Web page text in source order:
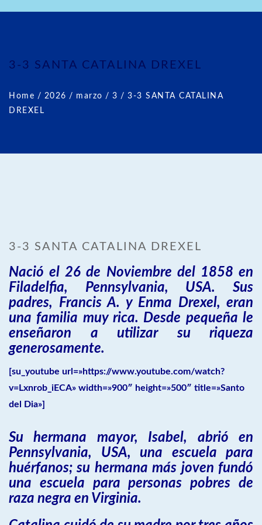
3-3 SANTA CATALINA DREXEL
Home / 2026 / marzo / 3 / 3-3 SANTA CATALINA
DREXEL
3-3 SANTA CATALINA DREXEL
Nació el 26 de Noviembre del 1858 en
Filadelfia, Pennsylvania, USA. Sus
padres, Francis A. y Enma Drexel, eran
una familia muy rica. Desde pequeña le
enseñaron a utilizar su riqueza
generosamente.
[su_youtube url=»https://www.youtube.com/watch?
v=Lxnrob_iECA» width=»900″ height=»500″ title=»Santo
del Dia»]
Su hermana mayor, Isabel, abrió en
Pennsylvania, USA, una escuela para
huérfanos; su hermana más joven fundó
una escuela para personas pobres de
raza negra en Virginia.